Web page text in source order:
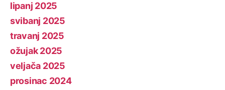
lipanj 2025
svibanj 2025
travanj 2025
ožujak 2025
veljača 2025
prosinac 2024